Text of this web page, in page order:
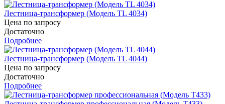
Лестница-трансформер (Модель TL 4034)
Цена по запросу
Достаточно
Подробнее
Лестница-трансформер (Модель TL 4044)
Цена по запросу
Достаточно
Подробнее